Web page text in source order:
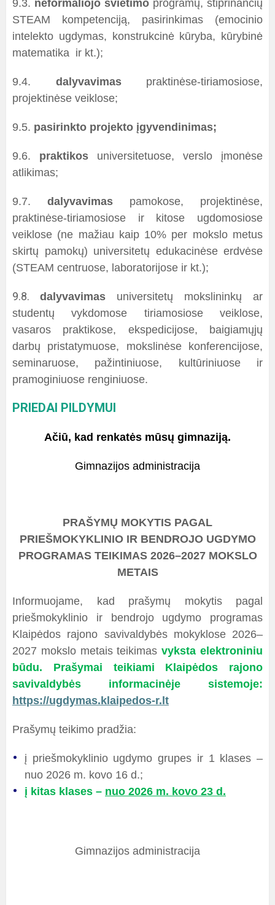
9.3. neformaliojo švietimo programų, stiprinančių
STEAM kompetenciją, pasirinkimas (emocinio
intelekto ugdymas, konstrukcinė kūryba, kūrybinė
matematika ir kt.);
9.4. dalyvavimaspraktinėse-tiriamosiose,
projektinėse veiklose;
9.5. pasirinkto projekto įgyvendinimas;
9.6. praktikos universitetuose, verslo įmonėse
atlikimas;
9.7. dalyvavimas pamokose, projektinėse,
praktinėse-tiriamosiose ir kitose ugdomosiose
veiklose (ne mažiau kaip 10% per mokslo metus
skirtų pamokų) universitetų edukacinėse erdvėse
(STEAM centruose, laboratorijose ir kt.);
9.8. dalyvavimas universitetų mokslininkų ar
studentų vykdomose tiriamosiose veiklose,
vasaros praktikose, ekspedicijose, baigiamųjų
darbų pristatymuose, mokslinėse konferencijose,
seminaruose, pažintiniuose, kultūriniuose ir
pramoginiuose renginiuose.
PRIEDAI PILDYMUI
Ačiū, kad renkatės mūsų gimnaziją.
Gimnazijos administracija
PRAŠYMŲ MOKYTIS PAGAL
PRIEŠMOKYKLINIO IR BENDROJO UGDYMO
PROGRAMAS TEIKIMAS 2026–2027 MOKSLO
METAIS
Informuojame, kad prašymų mokytis pagal
priešmokyklinio ir bendrojo ugdymo programas
Klaipėdos rajono savivaldybės mokyklose 2026–
2027 mokslo metais teikimasvyksta elektroniniu
būdu. Prašymai teikiami Klaipėdos rajono
savivaldybės informacinėje sistemoje:
https://ugdymas.klaipedos-r.lt
Prašymų teikimo pradžia:
į priešmokyklinio ugdymo grupes ir 1 klases –
nuo 2026 m. kovo 16 d.;
į kitas klases – nuo 2026 m. kovo 23 d.
Gimnazijos administracija